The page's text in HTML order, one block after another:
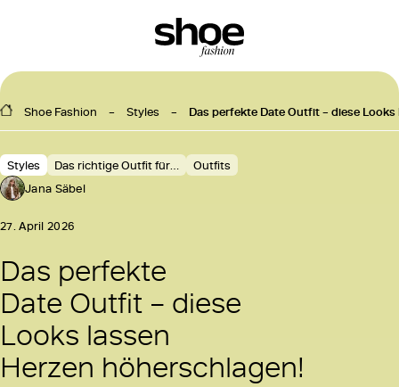
Shoe Fashion Styles Das perfekte Date Outfit – diese
Styles Das richtige Outfit für…
Outfits
Jana Säbel
27. April 2026
Das perfekte
Date Outfit – diese
Looks lassen
Herzen höherschlagen!